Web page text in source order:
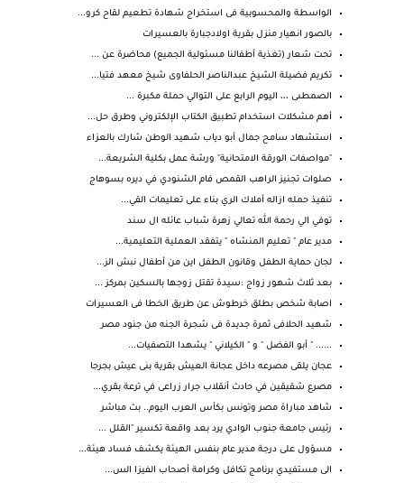
الواسطة والمحسوبية فى استخراج شهادة تطعيم لقاح كرو...
بالصور انهيار منزل بقرية اولادجبارة بالعسيرات
تحت شعار (تغذية أطفالنا مسئولية الجميع) محاضرة عن ...
تكريم فضيلة الشيخ عبدالناصر الحلفاوى شيخ معهد فتيا...
الصمطىى ،،، اليوم الرابع على التوالي حملة مكبرة ...
أهم مشكلات استخدام تطبيق الكتاب الإلكتروني وطرق حل...
استشهاد سامح جمال أبو دياب شهيد الوطن شارك بالعزاء
"مواصفات الورقة الامتحانية" ورشة عمل بكلية الشريعة...
صلوات تجنيز الراهب القمص فام الشنودي في ديره بسوهاج
تنفيذ حمله ازاله أملاك الري بناء على تعليمات القي...
توفي الي رحمة الله تعالي زهرة شباب عائله ال سند
مدير عام " تعليم المنشاه " يتفقد العملية التعليمية...
لجان حماية الطفل وقانون الطفل اين من أطفال نبش الز...
بعد ثلاث شهور زواج :سيدة تقتل زوجها بالسكين بمركز ...
اصابة شخص بطلق خرطوش عن طريق الخطا فى العسيرات
شهيد الحلافى ثمرة جديدة فى شجرة الجنه من جنود مصر
...... " أبو الفضل " و " الكيلاني " يشهدا التصفيات...
عجان يلقى مصرعه داخل عجانة العيش بقرية بنى عيش بجرجا
مصرع شقيقين في حادث أنقلاب جرار زراعى في ترعة بقري...
شاهد مباراة مصر وتونس بكأس العرب اليوم.. بث مباشر
رئيس جامعة جنوب الوادي يرد بعد واقعة تكسير "القلل ...
مسؤول على درجة مدير عام بنفس الهيئة يكشف فساد هيئة...
الى مستفيدي برنامج تكافل وكرامة أصحاب الفيزا الس...